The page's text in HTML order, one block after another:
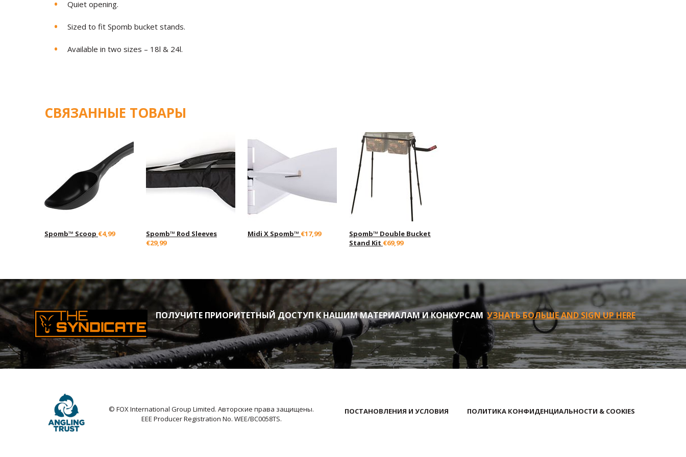
Quiet opening.
Sized to fit Spomb bucket stands.
Available in two sizes – 18l & 24l.
СВЯЗАННЫЕ ТОВАРЫ
Spomb™ Scoop €4,99
Spomb™ Rod Sleeves
€29,99
Midi X Spomb™ €17,99
Spomb™ Double Bucket
Stand Kit €69,99
ПОЛУЧИТЕ ПРИОРИТЕТНЫЙ ДОСТУП К НАШИМ МАТЕРИАЛАМ И КОНКУРСАМ УЗНАТЬ БОЛЬШЕ AND SIGN UP HERE
© FOX International Group Limited. Авторские права защищены.
EEE Producer Registration No. WEE/BC0058TS.
ПОСТАНОВЛЕНИЯ И УСЛОВИЯ ПОЛИТИКА КОНФИДЕНЦИАЛЬНОСТИ & COOKIES